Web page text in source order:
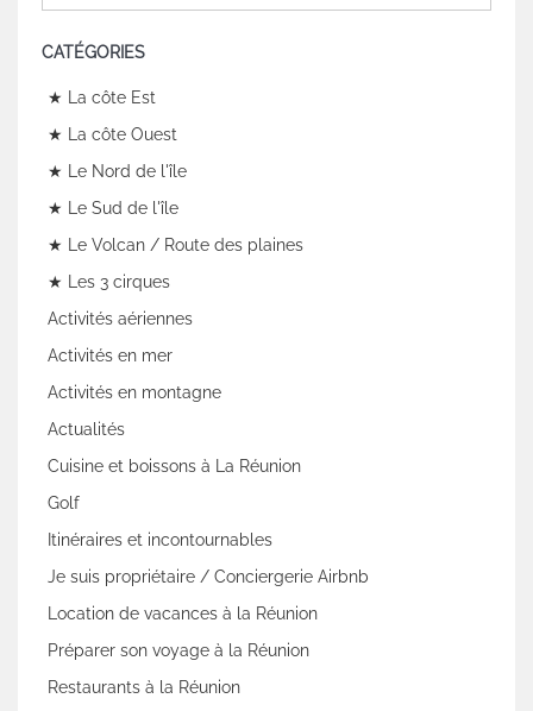
CATÉGORIES
★ La côte Est
★ La côte Ouest
★ Le Nord de l'île
★ Le Sud de l'île
★ Le Volcan / Route des plaines
★ Les 3 cirques
Activités aériennes
Activités en mer
Activités en montagne
Actualités
Cuisine et boissons à La Réunion
Golf
Itinéraires et incontournables
Je suis propriétaire / Conciergerie Airbnb
Location de vacances à la Réunion
Préparer son voyage à la Réunion
Restaurants à la Réunion